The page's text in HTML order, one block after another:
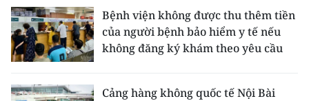
Bệnh viện không được thu thêm tiền
của người bệnh bảo hiểm y tế nếu
không đăng ký khám theo yêu cầu
Cảng hàng không quốc tế Nội Bài